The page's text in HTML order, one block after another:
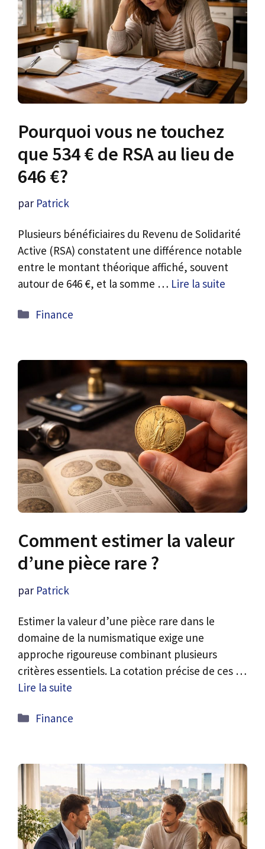
Pourquoi vous ne touchez
que 534 € de RSA au lieu de
646 €?
par Patrick
Plusieurs bénéficiaires du Revenu de Solidarité
Active (RSA) constatent une différence notable
entre le montant théorique affiché, souvent
autour de 646 €, et la somme … Lire la suite
Catégories
Finance
Comment estimer la valeur
d’une pièce rare ?
par Patrick
Estimer la valeur d’une pièce rare dans le
domaine de la numismatique exige une
approche rigoureuse combinant plusieurs
critères essentiels. La cotation précise de ces …
Lire la suite
Catégories
Finance